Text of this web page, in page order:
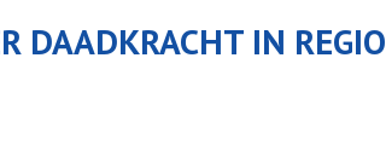
DAADKRACHT IN REGIO